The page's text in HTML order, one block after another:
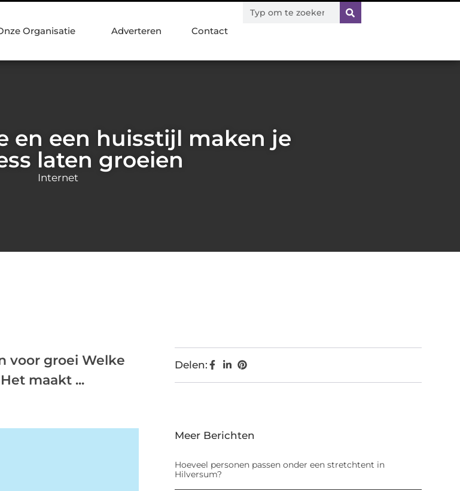
Organisatie Adverteren Contact
en een huisstijl maken je
laten groeien
Internet
voor groei Welke
maakt ...
Delen:
Meer Berichten
Hoeveel personen passen onder een stretchtent in
Hilversum?